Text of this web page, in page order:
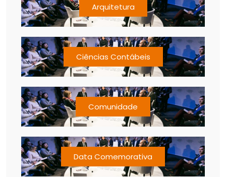
Arquitetura
Ciências Contábeis
Comunidade
Data Comemorativa